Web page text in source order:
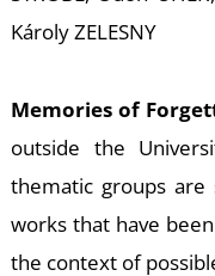
Károly ZELESNY
Memories of
outside the
thematic groups
works that have
the context of